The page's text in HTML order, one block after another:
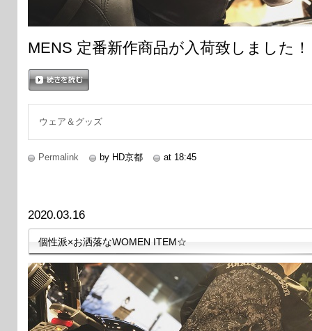
MENS 定番新作商品が入荷致しました！
ウェア＆グッズ
Permalink by HD京都 at 18:45
2020.03.16
個性派×お洒落なWOMEN ITEM☆